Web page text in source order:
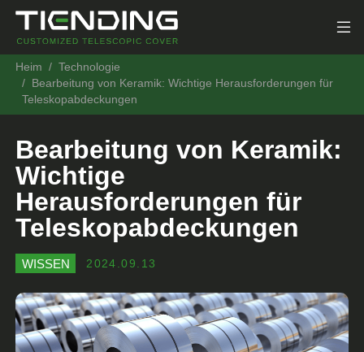
Heim
Technologie
Bearbeitung von Keramik: Wichtige Herausforderungen für
Teleskopabdeckungen
Bearbeitung von Keramik:
Wichtige
Herausforderungen für
Teleskopabdeckungen
2024.09.13
WISSEN